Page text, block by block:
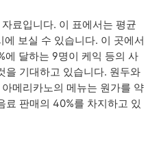
료입니다. 이 표에서는 평균
보실 수 있습니다. 이 곳에서
에 달하는 9명이 케익 등의 사
을 기대하고 있습니다. 원두와
메리카노의 메뉴는 원가를 약
료 판매의 40%를 차지하고 있